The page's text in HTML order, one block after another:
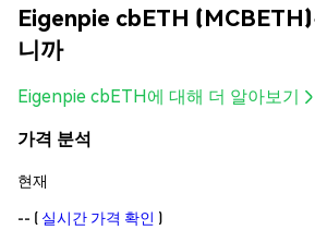
Eigenpie cbETH
니까
Eigenpie cbETH에 대해 더 알아보기
가격 분석
현재
-- ( 실시간 가격 확인 )